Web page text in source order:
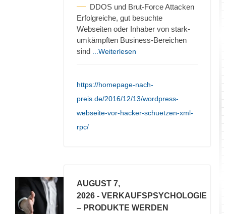
DDOS und Brut-Force Attacken
Erfolgreiche, gut besuchte
Webseiten oder Inhaber von stark-
umkämpften Business-Bereichen
sind
...Weiterlesen
https://homepage-nach-
preis.de/2016/12/13/wordpress-
webseite-vor-hacker-schuetzen-xml-
rpc/
AUGUST 7,
2026 - VERKAUFSPSYCHOLOGIE
– PRODUKTE WERDEN